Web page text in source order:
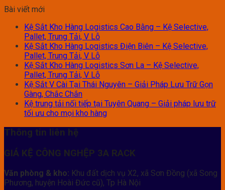
Bài viết mới
Kệ Sắt Kho Hàng Logistics Cao Bằng – Kệ Selective,
Pallet, Trung Tải, V Lỗ
Kệ Sắt Kho Hàng Logistics Điện Biên – Kệ Selective,
Pallet, Trung Tải, V Lỗ
Kệ Sắt Kho Hàng Logistics Sơn La – Kệ Selective,
Pallet, Trung Tải, V Lỗ
Kệ Sắt V Cài Tại Thái Nguyên – Giải Pháp Lưu Trữ Gọn
Gàng, Chắc Chắn
Kệ trung tải nối tiếp tại Tuyên Quang – Giải pháp lưu trữ
tối ưu cho mọi kho hàng
Thông tin liên hệ
GIÁ KỆ CÔNG NGHỆP 3A RACK
Văn phòng & kho: Khu đất dịch vụ X2, xã Sơn Đồng (xã Song
Phương, huyện Hoài Đức cũ), Tp Hà Nội